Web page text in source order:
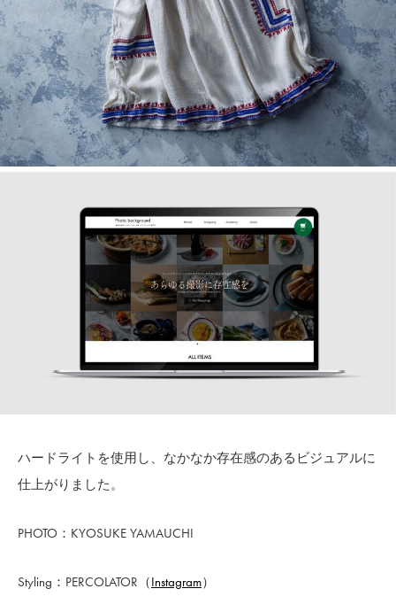
ハードライトを使用し、なかなか存在感のあるビジュアルに
仕上がりました。
PHOTO：KYOSUKE YAMAUCHI
Styling：PERCOLATOR（Instagram）